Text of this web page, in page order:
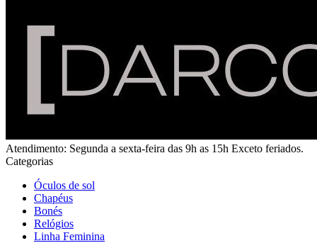
Atendimento: Segunda a sexta-feira das 9h as 15h Exceto feriados.
Categorias
Óculos de sol
Chapéus
Bonés
Relógios
Linha Feminina